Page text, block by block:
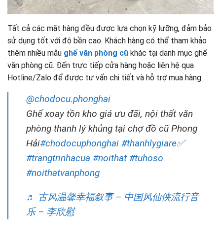
Tất cả các mặt hàng đều được lựa chọn kỹ lưỡng, đảm bảo
sử dụng tốt với độ bền cao. Khách hàng có thể tham khảo
thêm nhiều mẫu ghế văn phòng cũ khác tại danh mục ghế
văn phòng cũ. Đến trực tiếp cửa hàng hoặc liên hệ qua
Hotline/Zalo để được tư vấn chi tiết và hỗ trợ mua hàng.
@chodocu.phonghai
Ghế xoay tồn kho giá ưu đãi, nội thất văn
phòng thanh lý khủng tại chợ đồ cũ Phong
Hải#chodocuphonghai #thanhlygiare✅
#trangtrinhacua #noithat #tuhoso
#noithatvanphong
♬ 古风温馨幸福叙事 – 中国风仙侠流行音
乐 – 李欣慰